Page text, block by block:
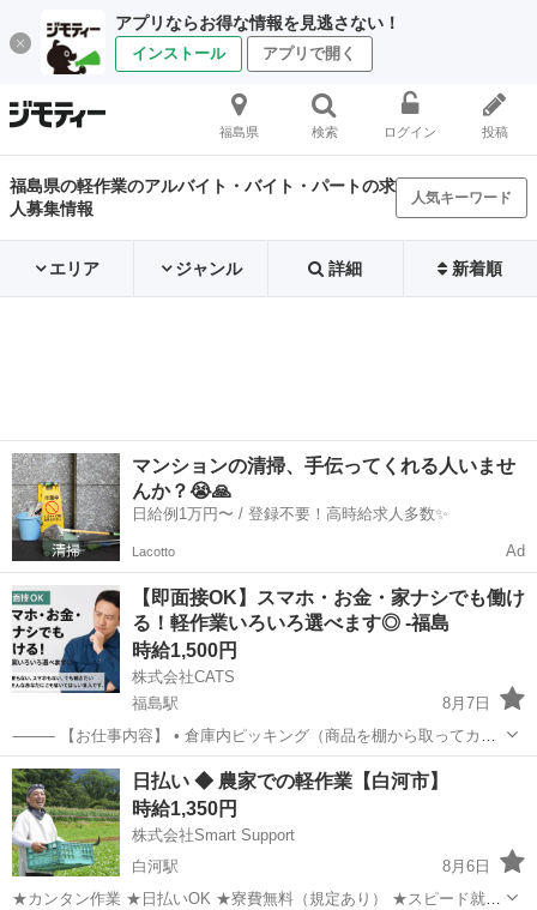
アプリならお得な情報を見逃さない！
インストール アプリで開く
福島県 検索 ログイン 投稿
福島県の軽作業のアルバイト・バイト・パートの求
人募集情報
人気キーワード
エリア ジャンル 詳細 新着順
マンションの清掃、手伝ってくれる人いませ
んか？😭🙏
日給例1万円〜 / 登録不要！高時給求人多数✨
Lacotto Ad
【即面接OK】スマホ・お金・家ナシでも働け
る！軽作業いろいろ選べます◎ -福島
時給1,500円
株式会社CATS
福島駅
8月7日
⸻ 【お仕事内容】 • 倉庫内ピッキング（商品を棚から取ってカゴ
へ） • 小物部品や医療機器の組立・検査・梱包・出荷作業 • ラベル貼
り・シール貼り・仕分け作業など • 座り作業やライン補助などもあ
り！...
福島 福島市 福島駅 仕分け ライン
日払い ◆ 農家での軽作業【白河市】
時給1,350円
株式会社Smart Support
白河駅
8月6日
★カンタン作業 ★日払いOK ★寮費無料（規定あり） ★スピード就業